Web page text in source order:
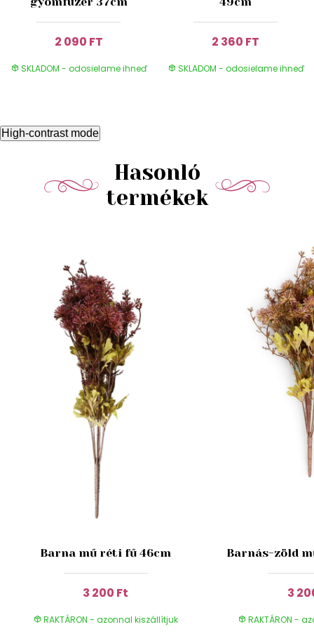
2 090 FT
SKLADOM - odosielame ihneď
2 360 FT
SKLADOM - odosielame ihneď
High-contrast mode
Hasonló
termékek
Barna mű réti fű 46cm
3 200 Ft
RAKTÁRON - azonnal kiszállítjuk
Barnás-zöld
3
RAKTÁRON -